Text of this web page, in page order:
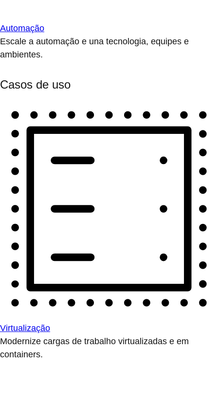
Automação
Escale a automação e una tecnologia, equipes e
ambientes.
Casos de uso
Virtualização
Modernize cargas de trabalho virtualizadas e em
containers.